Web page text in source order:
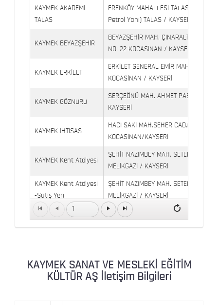
KAYMEK AKADEMİ
TALAS
ERENKÖY MAHALLESİ TALAS
Petrol Yanı) TALAS / KAYSERİ
KAYMEK BEYAZŞEHİR
BEYAZŞEHİR MAH. ÇINARALTI
NO: 22 KOCASİNAN / KAYSERİ
KAYMEK ERKİLET
ERKİLET GENERAL EMİR MAH.
KOCASİNAN / KAYSERİ
KAYMEK GÖZNURU
SERÇEÖNÜ MAH. AHMET PAŞA CAD.
KAYSERİ
KAYMEK İHTİSAS
HACI SAKİ MAH.SEHER CAD.(6009
KOCASİNAN/KAYSERİ
KAYMEK Kent Atölyesi
ŞEHİT NAZIMBEY MAH. SETENÖNÜ
MELİKGAZİ / KAYSERİ
KAYMEK Kent Atölyesi
-Satış Yeri
ŞEHİT NAZIMBEY MAH. SETENÖNÜ
MELİKGAZİ / KAYSERİ
Kaymek Köşk Sosyal
Köşk Mahallesi, Orgeneral Eşref Bitlis
KAYMEK SÜMER MEVLANA MAH. 8. CAD. NO: 28
MİMARSİNAN DEMOKRASİ MAH. FATİN
1
KAYMEK SANAT VE MESLEKİ EĞİTİM
KÜLTÜR AŞ İletişim Bilgileri